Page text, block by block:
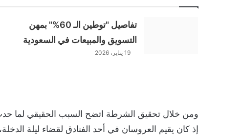
تفاصيل "توطين الـ 60%" بمهن
التسويق والمبيعات في السعودية
19 يناير، 2026
ومن خلال تحقيق الشرطة اتضح السبب الحقيقي لما
إذ كان يقيم العروسان في أحد الفنادق لقضاء ليلة